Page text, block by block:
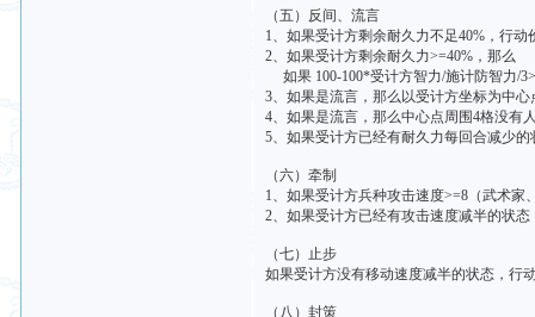
（五）反间、流言
1、如果受计方剩余耐久力不足40%，行动
2、如果受计方剩余耐久力>=40%，那么
如果 100-100*受计方智力/施计防智力/
3、如果是流言，那么以受计方坐标为中
4、如果是流言，那么中心点周围4格没有
5、如果受计方已经有耐久力每回合减少
（六）牵制
1、如果受计方兵种攻击速度>=8（武术
2、如果受计方已经有攻击速度减半的状
（七）止步
如果受计方没有移动速度减半的状态，行
（八）封策